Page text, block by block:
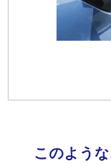
このよう